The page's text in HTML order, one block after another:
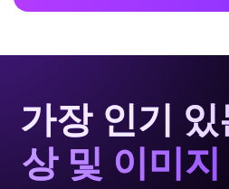
가장 인기
상 및 이미